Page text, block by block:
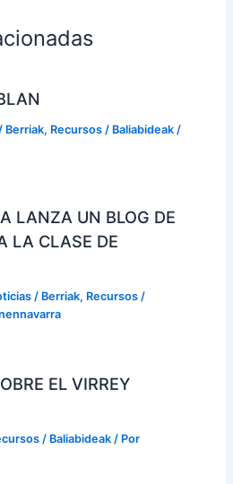
Berriak, Recursos / Baliabideak /
LANZA UN BLOG DE
LA CLASE DE
/ Berriak, Recursos /
EL VIRREY
/ Baliabideak / Por